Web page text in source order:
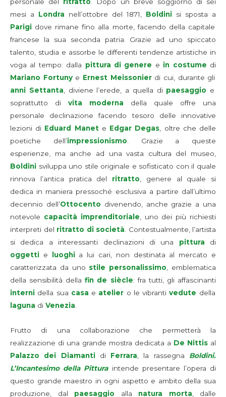
personale del ritratto. Dopo un breve soggiorno di sei
mesi a Londra nell’ottobre del 1871, Boldini si sposta a
Parigi dove rimane fino alla morte, facendo della capitale
francese la sua seconda patria. Grazie ad uno spiccato
talento, studia e assorbe le differenti tendenze artistiche in
voga al tempo: dalla pittura di genere e in costume di
Mariano Fortunye Ernest Meissonierdi cui, durante gli
anni Settanta, diviene l’erede, a quella di paesaggio e
soprattutto di vita moderna della quale offre una
personale declinazione facendo tesoro delle innovative
lezioni di Eduard Manete Edgar Degas, oltre che delle
poetiche dell’impressionismo. Grazie a queste
esperienze, ma anche ad una vasta cultura del museo,
Boldini sviluppa uno stile originale e sofisticato con il quale
rinnova l’antica pratica del ritratto, genere al quale si
dedica in maniera pressoché esclusiva a partire dall’ultimo
decennio dell’Ottocento divenendo, anche grazie a una
notevole capacità imprenditoriale, uno dei più richiesti
interpreti del ritratto di società. Contestualmente, l’artista
si dedica a interessanti declinazioni di una pittura di
oggetti e luoghia lui cari, non destinata al mercato e
caratterizzata da uno stile personalissimo, emblematica
della sensibilità dellafin de siècle: fra tutti, gli affascinanti
interni della sua casa e atelier o le vibrantivedute della
laguna di Venezia.
Frutto di una collaborazione che permetterà la
realizzazione di una grande mostra dedicata a De Nittis al
Palazzo dei DiamantidiFerrara, la rassegna Boldini.
L’Incantesimo della Pitturaintende presentare l’opera di
questo grande maestro in ogni aspetto e ambito della sua
produzione, dal paesaggio alla natura morta, dalle